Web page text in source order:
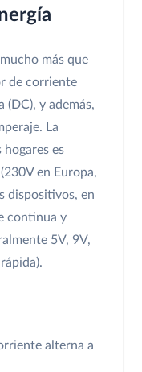
más que
de corriente
y además,
La
es
en Europa,
dispositivos, en
continua y
5V, 9V,
alterna a